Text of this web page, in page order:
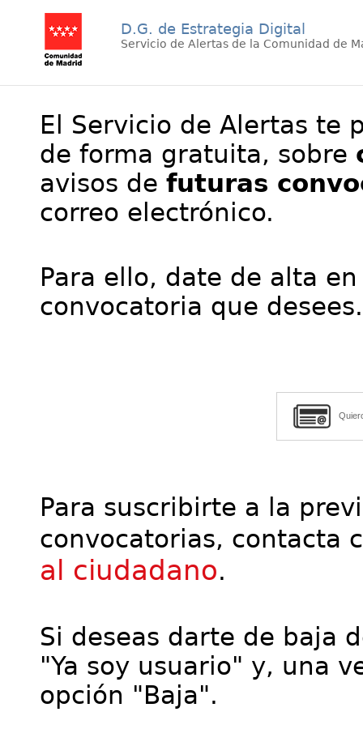
D.G. de Estrategia Digital
Servicio de Alertas de la Comunidad de
El Servicio de Alertas te
de forma gratuita, sobre
avisos de futuras
correo electrónico.
Para ello, date de alta
convocatoria que desees.
Para suscribirte a la
convocatorias, contacta
al ciudadano.
Si deseas darte de baja
"Ya soy usuario" y, una
opción "Baja".